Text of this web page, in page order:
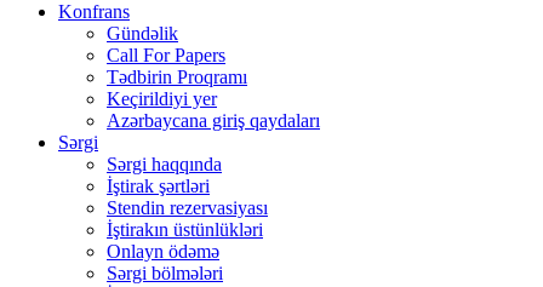
Konfrans
Gündəlik
Call For Papers
Tədbirin Proqramı
Keçirildiyi yer
Azərbaycana giriş qaydaları
Sərgi
Sərgi haqqında
İştirak şərtləri
Stendin rezervasiyası
İştirakın üstünlükləri
Onlayn ödəmə
Sərgi bölmələri